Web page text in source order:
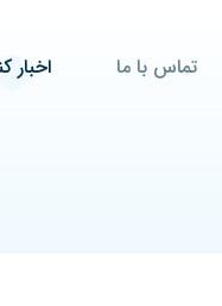
تماس با ما اخبار